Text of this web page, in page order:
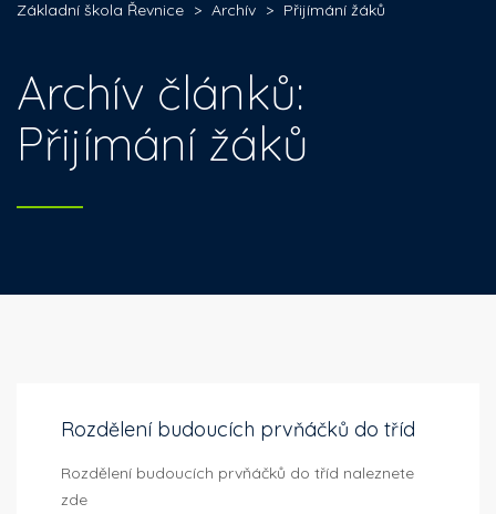
Základní škola Řevnice > Archív > Přijímání žáků
Archív článků:
Přijímání žáků
Rozdělení budoucích prvňáčků do tříd
Rozdělení budoucích prvňáčků do tříd naleznete
zde